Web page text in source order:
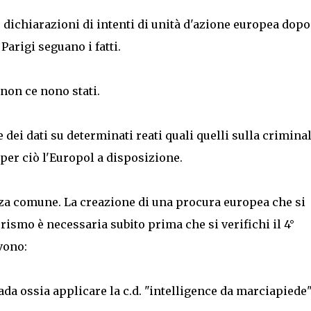
dichiarazioni di intenti di unità d'azione europea dopo
seguano i fatti.
ce nono stati.
dei dati su determinati reati quali quelli sulla
ciò l'Europol a disposizione.
comune. La creazione di una procura europea che si
è necessaria subito prima che si verifichi il 4°
ossia applicare la c.d. "intelligence da